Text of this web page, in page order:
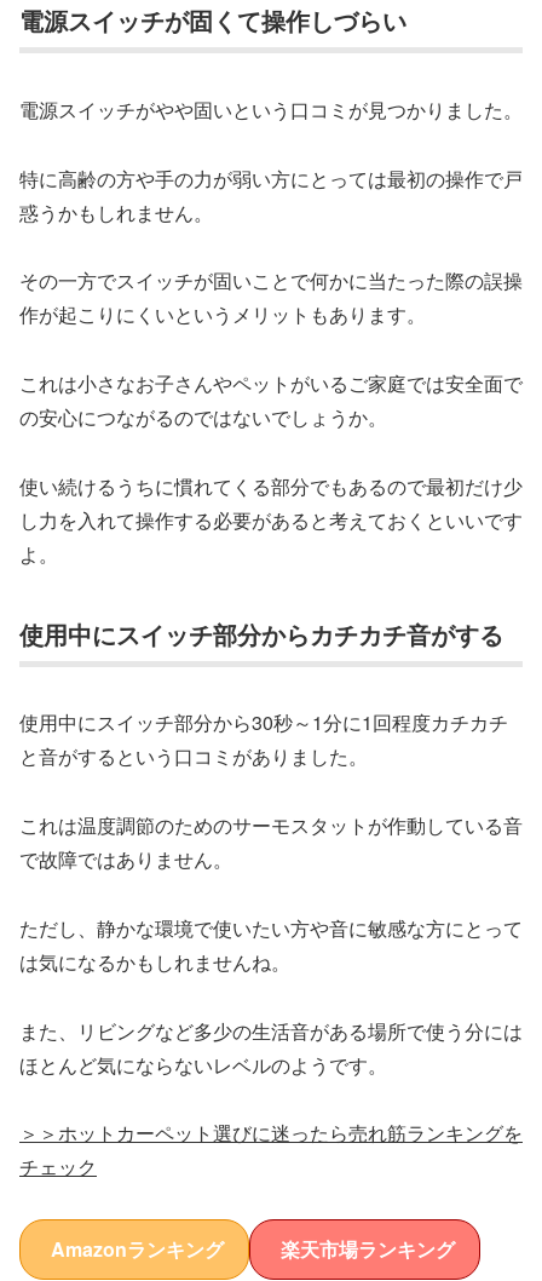
電源スイッチが固くて操作しづらい
電源スイッチがやや固いという口コミが見つかりました。
特に高齢の方や手の力が弱い方にとっては最初の操作で戸
惑うかもしれません。
その一方でスイッチが固いことで何かに当たった際の誤操
作が起こりにくいというメリットもあります。
これは小さなお子さんやペットがいるご家庭では安全面で
の安心につながるのではないでしょうか。
使い続けるうちに慣れてくる部分でもあるので最初だけ少
し力を入れて操作する必要があると考えておくといいです
よ。
使用中にスイッチ部分からカチカチ音がする
使用中にスイッチ部分から30秒～1分に1回程度カチカチ
と音がするという口コミがありました。
これは温度調節のためのサーモスタットが作動している音
で故障ではありません。
ただし、静かな環境で使いたい方や音に敏感な方にとって
は気になるかもしれませんね。
また、リビングなど多少の生活音がある場所で使う分には
ほとんど気にならないレベルのようです。
＞＞ホットカーペット選びに迷ったら売れ筋ランキングを
チェック
Amazonランキング 楽天市場ランキング